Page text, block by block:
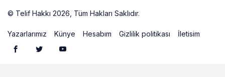
© Telif Hakkı 2026, Tüm Hakları Saklıdır.
Yazarlarımız Künye Hesabım Gizlilik politikası İletisim